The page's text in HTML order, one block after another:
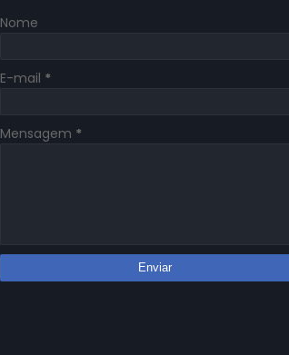
Nome
E-mail *
Mensagem *